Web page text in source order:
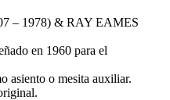
– 1978) & RAY EAMES
en 1960 para el
asiento o mesita auxiliar.